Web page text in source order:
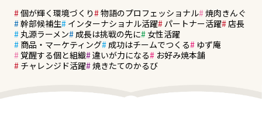
個が輝く環境づくり 物語のプロフェッショナル 焼肉きんぐ
幹部候補生 インターナショナル活躍 パートナー活躍 店長
丸源ラーメン 成長は挑戦の先に
女性活躍
商品・マーケティング 成功はチームでつくる
ゆず庵
覚醒する個と組織 違いが力になる
お好み焼本舗
チャレンジド活躍 焼きたてのかるび